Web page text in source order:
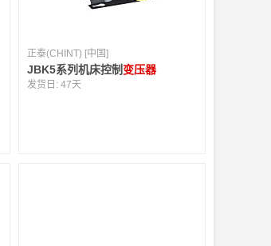
正泰(CHINT) [中国]
JBK5系列机床控制 变压器
发货日:47天